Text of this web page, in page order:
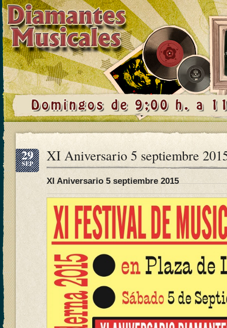
29
SEP XI Aniversario 5 septiembre
XI Aniversario 5 septiembre 2015